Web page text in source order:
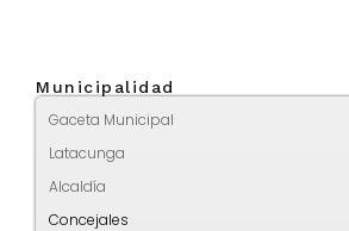
Municipalidad
Gaceta Municipal
Latacunga
Alcaldía
Concejales